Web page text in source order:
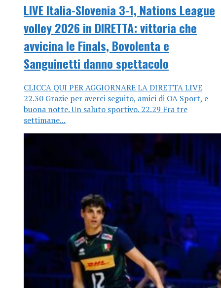
LIVE Italia-Slovenia 3-1, Nations League
volley 2026 in DIRETTA: vittoria che
avvicina le Finals, Bovolenta e
Sanguinetti danno spettacolo
CLICCA QUI PER AGGIORNARE LA DIRETTA LIVE
22.30 Grazie per averci seguito, amici di OA Sport, e
buona notte. Un saluto sportivo. 22.29 Fra tre
settimane...